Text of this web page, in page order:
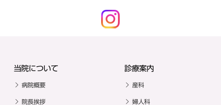
当院について
病院概要
院長挨拶
診療案内
産科
婦人科